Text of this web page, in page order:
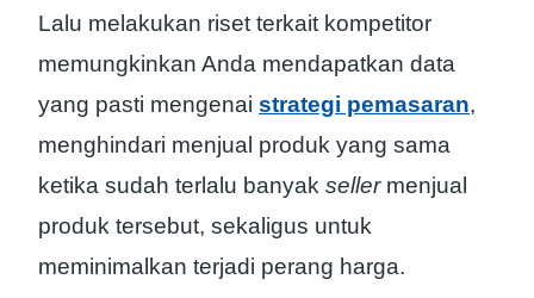
Lalu melakukan riset terkait kompetitor
memungkinkan Anda mendapatkan data
yang pasti mengenai strategi pemasaran,
menghindari menjual produk yang sama
ketika sudah terlalu banyak sellermenjual
produk tersebut, sekaligus untuk
meminimalkan terjadi perang harga.